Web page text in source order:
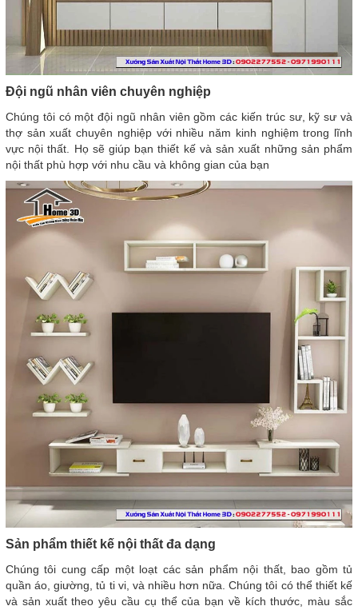
Đội ngũ nhân viên chuyên nghiệp
Chúng tôi có một đội ngũ nhân viên gồm các kiến trúc sư, kỹ sư và
thợ sản xuất chuyên nghiệp với nhiều năm kinh nghiệm trong lĩnh
vực nội thất. Họ sẽ giúp bạn thiết kế và sản xuất những sản phẩm
nội thất phù hợp với nhu cầu và không gian của bạn
Sản phẩm thiết kế nội thất đa dạng
Chúng tôi cung cấp một loạt các sản phẩm nội thất, bao gồm tủ
quần áo, giường, tủ ti vi, và nhiều hơn nữa. Chúng tôi có thể thiết kế
và sản xuất theo yêu cầu cụ thể của bạn về kích thước, màu sắc